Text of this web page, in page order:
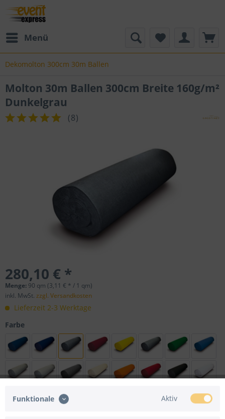
Menü
Dekomolton 300cm 30m Ballen
Molton 30m Ballen 300cm Breite 160g/m²
Dunkelgrau
(8)
280,10 € *
Menge: 90 qm (3,11 € * / 1 qm)
inkl. MwSt. zzgl. Versandkosten
Lieferzeit 2-3 Werktage
Farbe
Funktionale Aktiv